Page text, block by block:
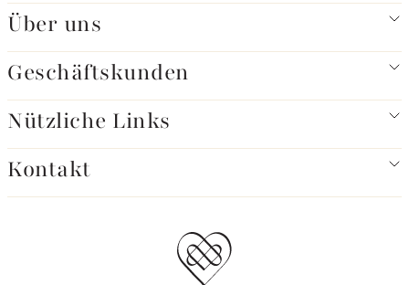
Über uns
Geschäftskunden
Nützliche Links
Kontakt